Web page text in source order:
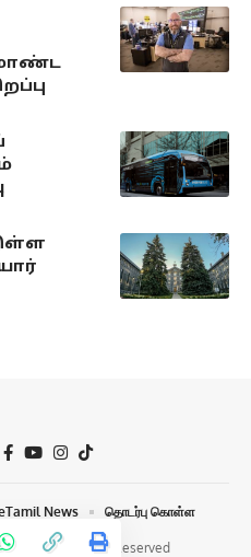
| All Rights Reserved
News தொடர்பு கொள்ள